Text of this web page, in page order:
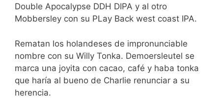
Double Apocalypse DDH DIPA y al otro
Mobbersley con su PLay Back west coast IPA.
Rematan los holandeses de impronunciable
nombre con su Willy Tonka. Demoersleutel se
marca una joyita con cacao, café y haba tonka
que haría al bueno de Charlie renunciar a su
herencia.